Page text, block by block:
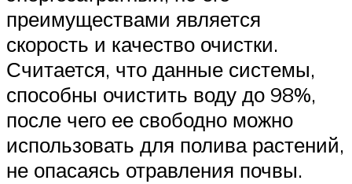
преимуществами является
скорость и качество очистки.
Считается, что данные системы,
способны очистить воду до 98%,
после чего ее свободно можно
использовать для полива растений,
не опасаясь отравления почвы.